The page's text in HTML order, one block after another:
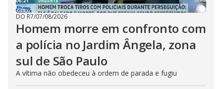
DO R7/07/08/2026
Homem morre em confronto com
a polícia no Jardim Ângela, zona
sul de São Paulo
A vítima não obedeceu à ordem de parada e fugiu